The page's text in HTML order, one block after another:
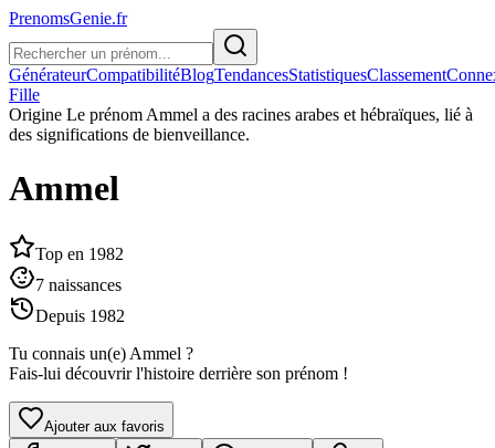
PrenomsGenie.fr
GénérateurCompatibilitéBlogTendancesStatistiquesClassement
Fille
Origine Le prénom Ammel a des racines arabes et hébraïques, lié à
des significations de bienveillance.
Ammel
Top en 1982
7 naissances
Depuis 1982
Tu connais un(e) Ammel ?
Fais-lui découvrir l'histoire derrière son prénom !
Ajouter aux favoris